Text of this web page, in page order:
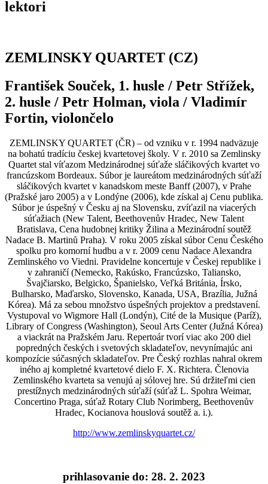
lektori
ZEMLINSKY QUARTET (CZ)
František Souček, 1. husle / Petr Střížek,
2. husle / Petr Holman, viola / Vladimír
Fortin, violončelo
ZEMLINSKY QUARTET (ČR) – od vzniku v r. 1994 nadväzuje
na bohatú tradíciu českej kvartetovej školy. V r. 2010 sa Zemlinsky
Quartet stal víťazom Medzinárodnej súťaže sláčikových kvartet vo
francúzskom Bordeaux. Súbor je laureátom medzinárodných súťaží
sláčikových kvartet v kanadskom meste Banff (2007), v Prahe
(Pražské jaro 2005) a v Londýne (2006), kde získal aj Cenu publika.
Súbor je úspešný v Česku aj na Slovensku, zvíťazil na viacerých
súťažiach (New Talent, Beethovenův Hradec, New Talent
Bratislava, Cena hudobnej kritiky Žilina a Mezinárodní soutěž
Nadace B. Martinů Praha). V roku 2005 získal súbor Cenu Českého
spolku pro komorní hudbu a v r. 2009 cenu Nadace Alexandra
Zemlinského vo Viedni. Pravidelne koncertuje v Českej republike i
v zahraničí (Nemecko, Rakúsko, Francúzsko, Taliansko,
Švajčiarsko, Belgicko, Španielsko, Veľká Británia, Írsko,
Bulharsko, Maďarsko, Slovensko, Kanada, USA, Brazília, Južná
Kórea). Má za sebou množstvo úspešných projektov a predstavení.
Vystupoval vo Wigmore Hall (Londýn), Cité de la Musique (Paríž),
Library of Congress (Washington), Seoul Arts Center (Južná Kórea)
a viackrát na Pražském Jaru. Repertoár tvorí viac ako 200 diel
popredných českých i svetových skladateľov, nevynímajúc ani
kompozície súčasných skladateľov. Pre Český rozhlas nahral okrem
iného aj kompletné kvartetové dielo F. X. Richtera. Členovia
Zemlinského kvarteta sa venujú aj sólovej hre. Sú držiteľmi cien
prestížnych medzinárodných súťaží (súťaž L. Spohra Weimar,
Concertino Praga, súťaž Rotary Club Norimberg, Beethovenův
Hradec, Kocianova houslová soutěž a. i.).
http://www.zemlinskyquartet.cz/
prihlasovanie do: 28. 2. 2023